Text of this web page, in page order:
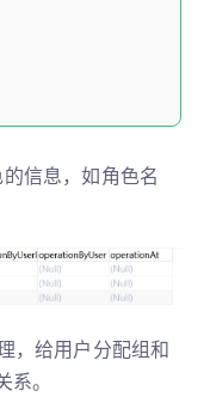
信息，如角色名
，给用户分配组和
。